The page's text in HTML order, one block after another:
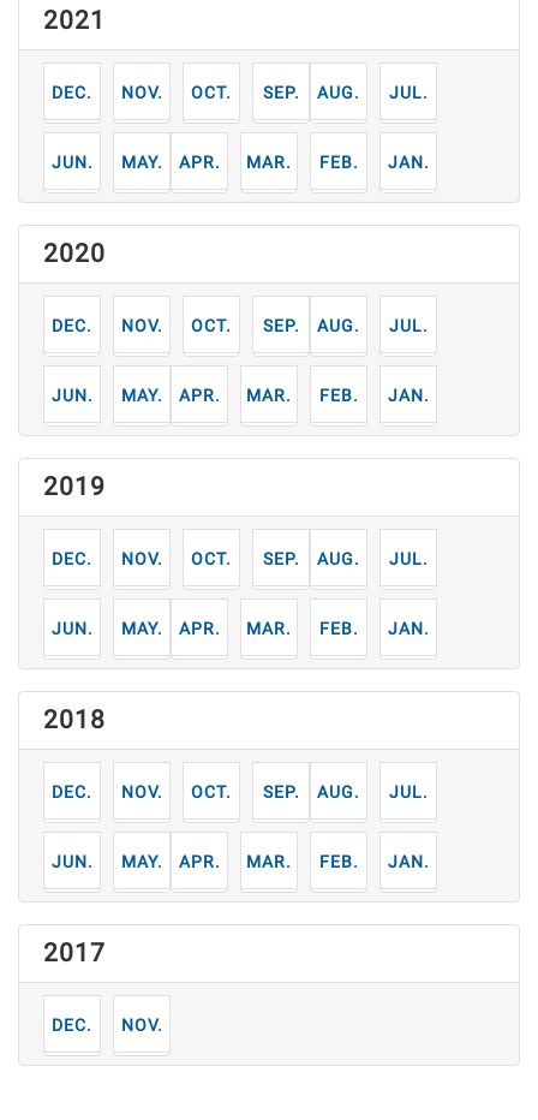
2021
12月 11月 10月 9月 8月 7月
6月 5月 4月 3月 2月 1月
2020
12月 11月 10月 9月 8月 7月
6月 5月 4月 3月 2月 1月
2019
12月 11月 10月 9月 8月 7月
6月 5月 4月 3月 2月 1月
2018
12月 11月 10月 9月 8月 7月
6月 5月 4月 3月 2月 1月
2017
12月 11月